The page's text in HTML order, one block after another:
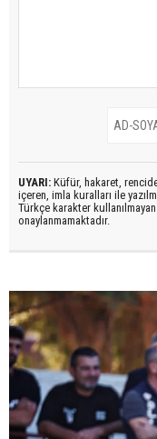
UYARI: Küfür, hakaret,
içeren, imla kuralları ile
Türkçe karakter
onaylanmamaktadır.